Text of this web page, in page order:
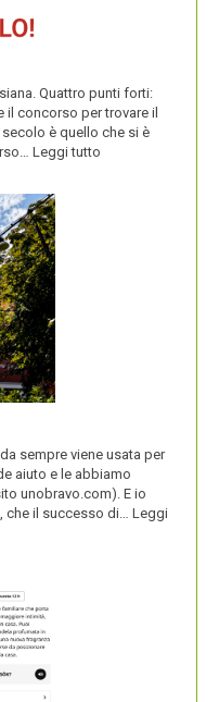
Quattro punti forti:
il concorso per trovare il
secolo è quello che si è
Leggi tutto
sempre viene usata per
aiuto e le abbiamo
unobravo.com). E io
il successo di… Leggi